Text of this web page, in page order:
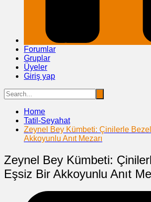
Forumlar
Gruplar
Üyeler
Giriş yap
Home
Tatil-Seyahat
Zeynel Bey Kümbeti: Çinilerle
Akkoyunlu Anıt Mezarı
Zeynel Bey Kümbeti:
Eşsiz Bir Akkoyunlu Anıt